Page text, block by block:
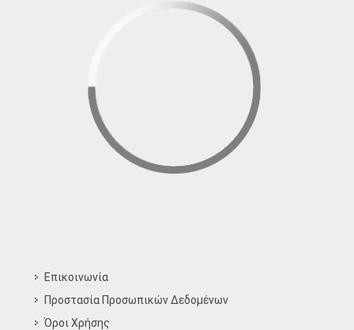
Επικοινωνία
Προστασία Προσωπικών Δεδομένων
Όροι Χρήσης